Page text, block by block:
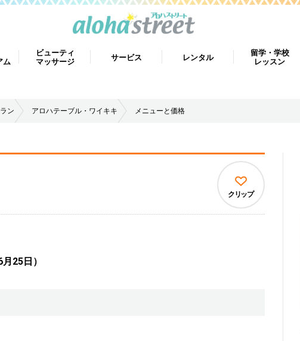
ム
ビューティ
マッサージ
サービス レンタル
留学・学校
レッスン
ン アロハテーブル・ワイキキ メニューと価格
クリップ
25日）